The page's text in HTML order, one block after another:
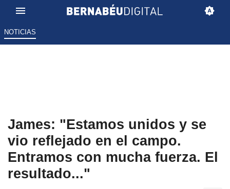
NOTICIAS
James: "Estamos unidos y se
vio reflejado en el campo.
Entramos con mucha fuerza. El
resultado..."